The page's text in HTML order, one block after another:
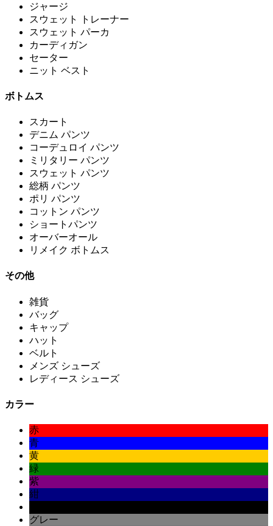
ジャージ
スウェット トレーナー
スウェット パーカ
カーディガン
セーター
ニット ベスト
ボトムス
スカート
デニム パンツ
コーデュロイ パンツ
ミリタリー パンツ
スウェット パンツ
総柄 パンツ
ポリ パンツ
コットン パンツ
ショートパンツ
オーバーオール
リメイク ボトムス
その他
雑貨
バッグ
キャップ
ハット
ベルト
メンズ シューズ
レディース シューズ
カラー
赤
青
黄
緑
紫
紺
グレー